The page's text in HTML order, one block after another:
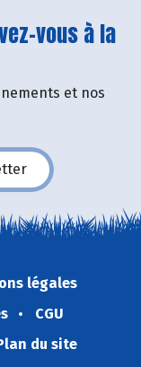
vous à la
et nos
légales
CGU
du site